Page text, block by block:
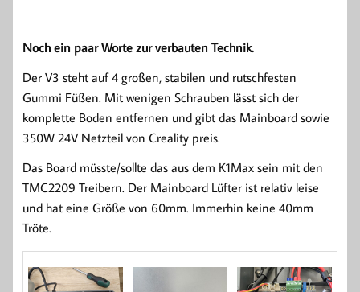
Noch ein paar Worte zur verbauten Technik.
Der V3 steht auf 4 großen, stabilen und rutschfesten
Gummi Füßen. Mit wenigen Schrauben lässt sich der
komplette Boden entfernen und gibt das Mainboard sowie
350W 24V Netzteil von Creality preis.
Das Board müsste/sollte das aus dem K1Max sein mit den
TMC2209 Treibern. Der Mainboard Lüfter ist relativ leise
und hat eine Größe von 60mm. Immerhin keine 40mm
Tröte.